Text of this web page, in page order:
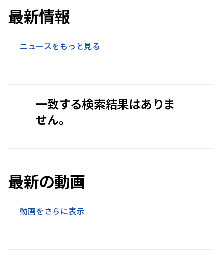
最新情報
ニュースをもっと見る
一致する検索結果はありま
せん。
最新の動画
動画をさらに表示